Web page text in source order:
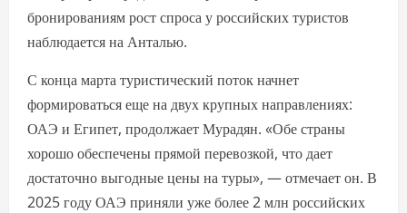
бронированиям рост спроса у российских туристов
наблюдается на Анталью.
С конца марта туристический поток начнет
формироваться еще на двух крупных направлениях:
ОАЭ и Египет, продолжает Мурадян. «Обе страны
хорошо обеспечены прямой перевозкой, что дает
достаточно выгодные цены на туры», — отмечает он. В
2025 году ОАЭ приняли уже более 2 млн российских